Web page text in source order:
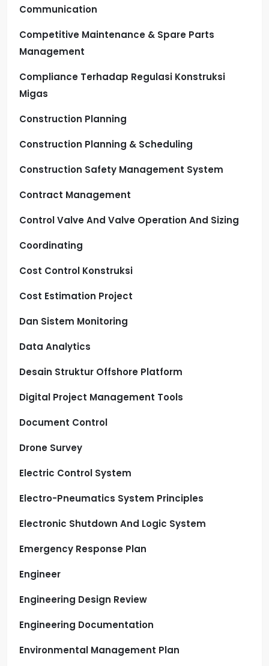
Communication
Competitive Maintenance & Spare Parts
Management
Compliance Terhadap Regulasi Konstruksi
Migas
Construction Planning
Construction Planning & Scheduling
Construction Safety Management System
Contract Management
Control Valve And Valve Operation And Sizing
Coordinating
Cost Control Konstruksi
Cost Estimation Project
Dan Sistem Monitoring
Data Analytics
Desain Struktur Offshore Platform
Digital Project Management Tools
Document Control
Drone Survey
Electric Control System
Electro-Pneumatics System Principles
Electronic Shutdown And Logic System
Emergency Response Plan
Engineer
Engineering Design Review
Engineering Documentation
Environmental Management Plan